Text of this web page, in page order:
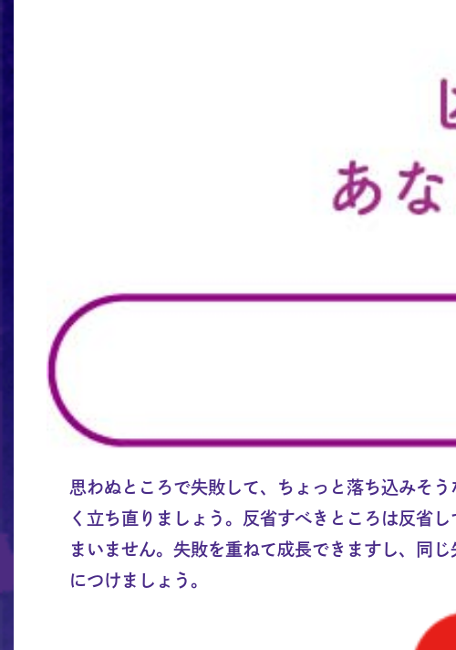
思わぬところで失敗して、ちょっと落ち込みそ
く立ち直りましょう。反省すべきところは反省
まいません。失敗を重ねて成長できますし、同
につけましょう。